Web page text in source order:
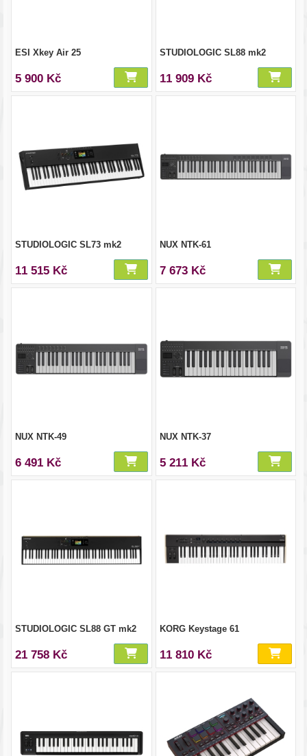
ESI Xkey Air 25
5 900 Kč
STUDIOLOGIC SL88 mk2
11 909 Kč
STUDIOLOGIC SL73 mk2
11 515 Kč
NUX NTK-61
7 673 Kč
NUX NTK-49
6 491 Kč
NUX NTK-37
5 211 Kč
STUDIOLOGIC SL88 GT mk2
21 758 Kč
KORG Keystage 61
11 810 Kč